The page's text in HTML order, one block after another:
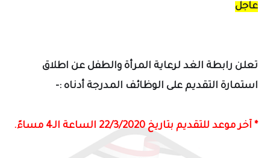
عاجل
تعلن رابطة الغد لرعاية المرأة والطفل عن اطلاق
استمارة التقديم على الوظائف المدرجة أدناه :-
* آخر موعد للتقديم بتاريخ 22/3/2020 الساعة الـ4 مساءً.